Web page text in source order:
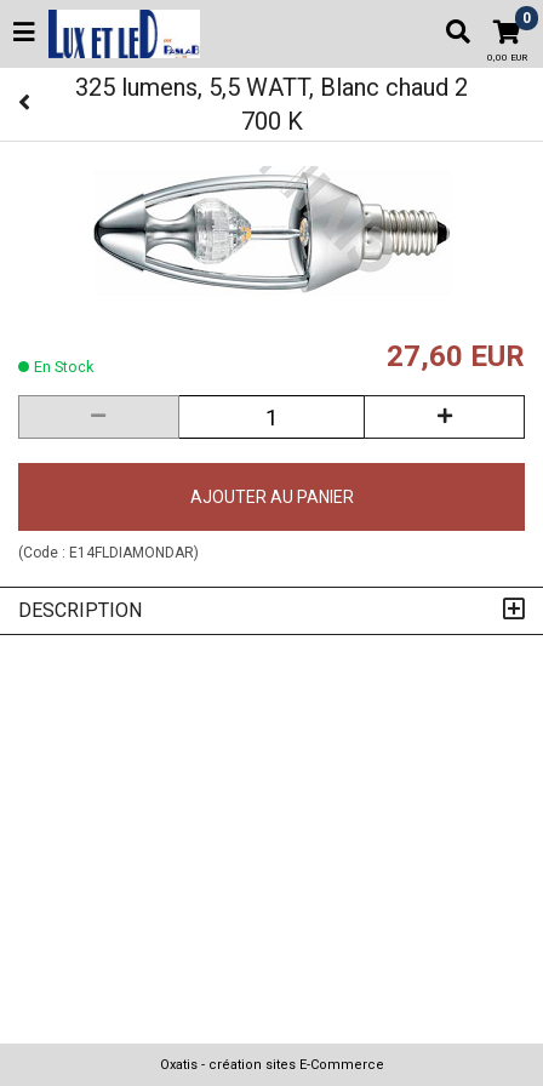
0
0,00 EUR
325 lumens, 5,5 WATT, Blanc chaud 2
700 K
En Stock 27,60 EUR
AJOUTER AU PANIER
(Code : E14FLDIAMONDAR)
DESCRIPTION
Oxatis - création sites E-Commerce